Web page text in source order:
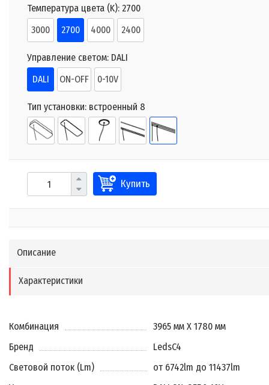
Температура цвета (K): 2700
3000
2700 4000 2400
Управление светом: DALI
DALI
ON-OFF 0-10V
Тип установки: встроенный 8
Купить
Описание
Характеристики
Комбинация
3965 мм X 1780 мм
Бренд
LedsC4
Световой поток (Lm)
от 6742lm до 11437lm